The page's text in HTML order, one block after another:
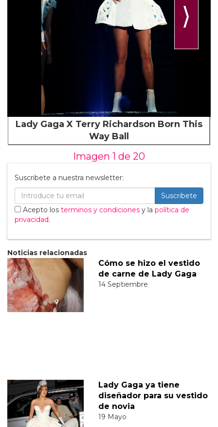
⟩
Lady Gaga X Terry Richardson Born This
Way Ball
Imagen 1 de 20
Suscribete a nuestra newsletter:
Suscribete
Acepto los terminos y condiciones y la política de
privacidad.
Noticias relacionadas
Cómo se hizo el vestido
de carne de Lady Gaga
14 Septiembre
Lady Gaga ya tiene
diseñador para su vestido
de novia
19 Mayo